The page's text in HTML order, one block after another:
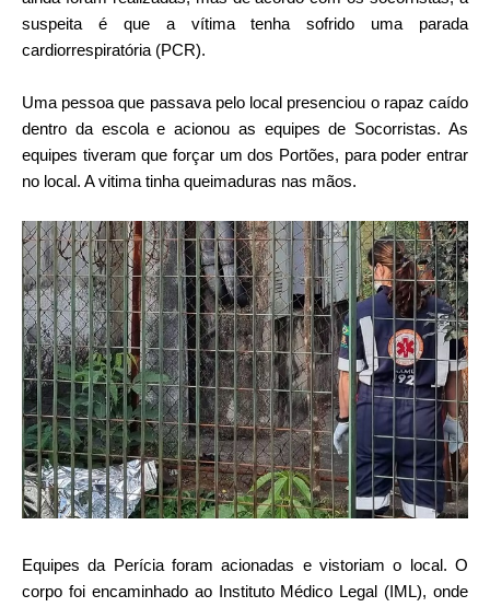
suspeita é que a vítima tenha sofrido uma parada
cardiorrespiratória (PCR).
Uma pessoa que passava pelo local presenciou o rapaz caído
dentro da escola e acionou as equipes de Socorristas. As
equipes tiveram que forçar um dos Portões, para poder entrar
no local. A vitima tinha queimaduras nas mãos.
Equipes da Perícia foram acionadas e vistoriam o local. O
corpo foi encaminhado ao Instituto Médico Legal (IML), onde